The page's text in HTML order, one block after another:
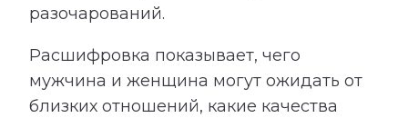
разочарований.
Расшифровка показывает, чего
мужчина и женщина могут ожидать от
близких отношений, какие качества